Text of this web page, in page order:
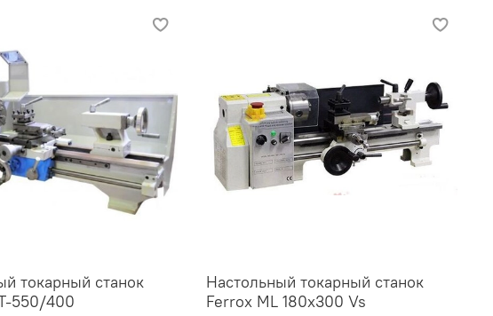
токарный станок
550/400
Настольный токарный станок
Ferrox ML 180x300 Vs